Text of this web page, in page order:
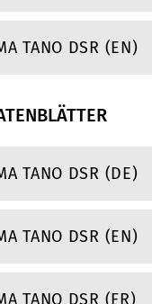
TANO DSR (EN)
TANO DSR (DE)
TANO DSR (EN)
TANO DSR (FR)